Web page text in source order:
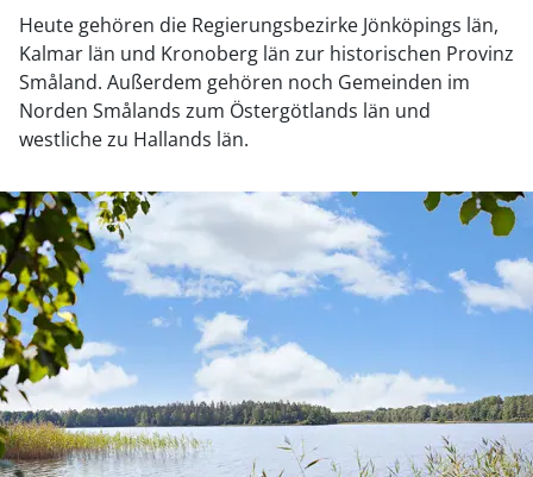
Heute gehören die Regierungsbezirke Jönköpings län,
Kalmar län und Kronoberg län zur historischen Provinz
Småland. Außerdem gehören noch Gemeinden im
Norden Smålands zum Östergötlands län und
westliche zu Hallands län.